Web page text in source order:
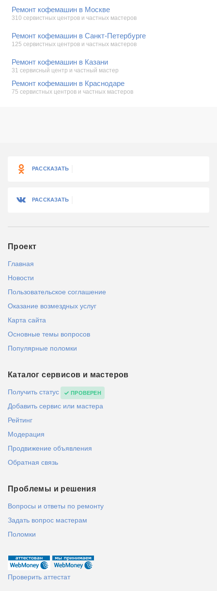
Ремонт кофемашин в Москве
310 сервистных центров и частных мастеров
Ремонт кофемашин в Санкт-Петербурге
125 сервистных центров и частных мастеров
Ремонт кофемашин в Казани
31 сервисный центр и частный мастер
Ремонт кофемашин в Краснодаре
75 сервистных центров и частных мастеров
РАССКАЗАТЬ
РАССКАЗАТЬ
Проект
Главная
Новости
Пользовательское соглашение
Оказание возмездных услуг
Карта сайта
Основные темы вопросов
Популярные поломки
Каталог сервисов и мастеров
Получить статус ПРОВЕРЕН
Добавить сервис или мастера
Рейтинг
Модерация
Продвижение объявления
Обратная связь
Проблемы и решения
Вопросы и ответы по ремонту
Задать вопрос мастерам
Поломки
Проверить аттестат